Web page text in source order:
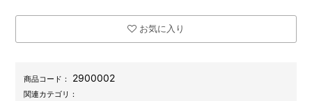
お気に入り
商品コード： 2900002
関連カテゴリ：